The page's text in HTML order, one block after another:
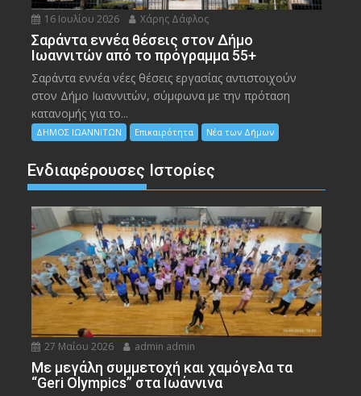
16 Ιουλίου 2026 Χάρης Δάφλος
Σαράντα εννέα θέσεις στον Δήμο
Ιωαννιτών από το πρόγραμμα 55+
Σαράντα εννέα νέες θέσεις εργασίας αντιστοιχούν
στον Δήμο Ιωαννιτών, σύμφωνα με την πρόταση
κατανομής για το...
ΔΗΜΟΣ ΙΩΑΝΝΙΤΩΝ Επικαιρότητα Νέα των Δήμων
Ενδιαφέρουσες Ιστορίες
27 Μαΐου 2026 admin admin
Με μεγάλη συμμετοχή και χαμόγελα τα
“Geri Olympics” στα Ιωάννινα